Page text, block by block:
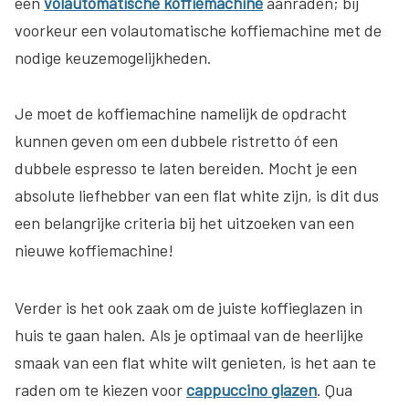
voorkeur een volautomatische koffiemachine met de
nodige keuzemogelijkheden.
Je moet de koffiemachine namelijk de opdracht
kunnen geven om een dubbele ristretto óf een
dubbele espresso te laten bereiden. Mocht je een
absolute liefhebber van een flat white zijn, is dit dus
een belangrijke criteria bij het uitzoeken van een
nieuwe koffiemachine!
Verder is het ook zaak om de juiste koffieglazen in
huis te gaan halen. Als je optimaal van de heerlijke
smaak van een flat white wilt genieten, is het aan te
raden om te kiezen voorcappuccinoglazen. Qua